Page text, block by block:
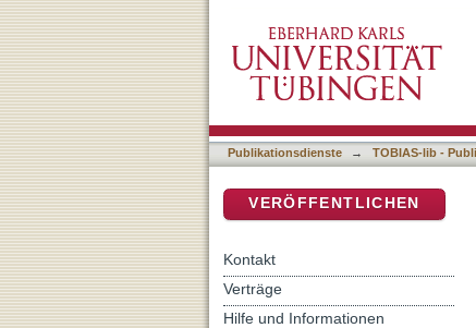
Publikationsdienste → TOBIAS-lib -
VERÖFFENTLICHEN
Kontakt
Verträge
Hilfe und Informationen